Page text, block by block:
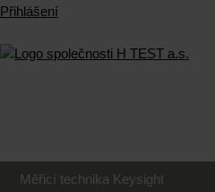
Přihlášení
Měřicí technika Keysight